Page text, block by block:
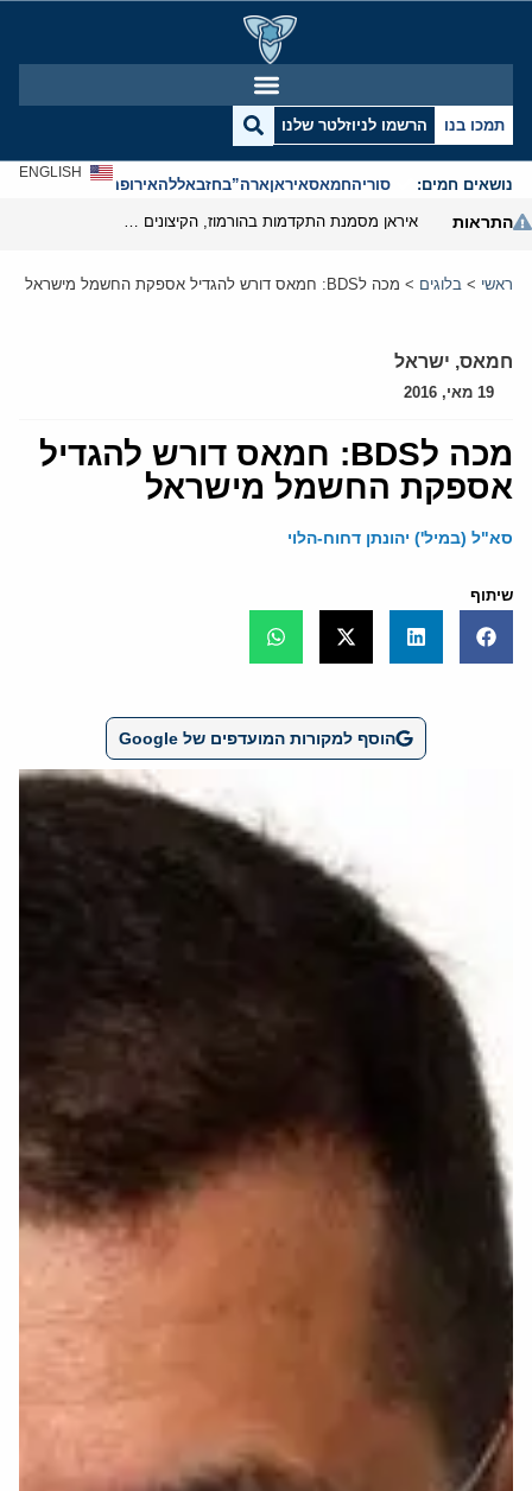
תמכו בנו הרשמו לניוזלטר שלנו
נושאים חמים: סוריהחמאסאיראןארה”בחזבאללהאירופהאנטישמיות
ENGLISH
התראות
ראשי > בלוגים > מכה לBDS: חמאס דורש להגדיל אספקת החשמל מישראל
חמאס, ישראל
19 מאי, 2016
מכה לBDS: חמאס דורש להגדיל
אספקת החשמל מישראל
סא"ל (במיל') יהונתן דחוח-הלוי
שיתוף
הוסף למקורות המועדפים של Google